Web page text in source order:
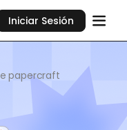
Iniciar Sesión
papercraft